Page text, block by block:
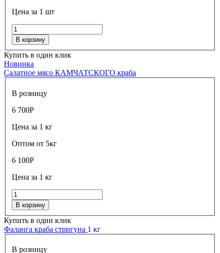
Цена за 1 шт
В корзину
Купить в один клик
Новинка
Салатное мясо КАМЧАТСКОГО краба
В розницу
6 700Р
Цена за 1 кг
Оптом от 5кг
6 100Р
Цена за 1 кг
В корзину
Купить в один клик
Фаланга краба стригуна 1 кг
В розницу